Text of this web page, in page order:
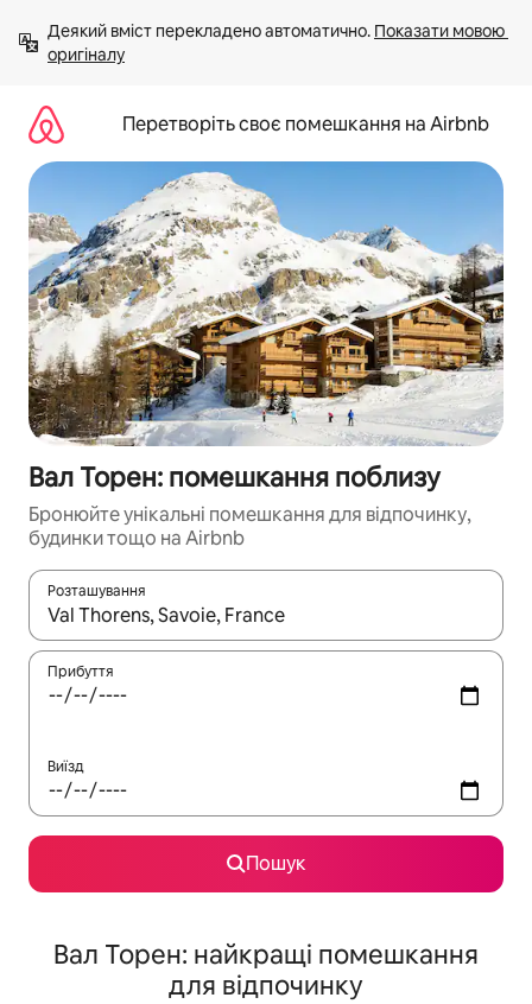
вмісту
Деякий вміст перекладено автоматично. Показати мовою
оригіналу
Перетворіть своє помешкання на Airbnb
Вал Торен: помешкання поблизу
Бронюйте унікальні помешкання для відпочинку,
будинки тощо на Airbnb
Розташування
Отримавши результати пошуку, використовуйте для
Прибуття
Виїзд
Пошук
Вал Торен: найкращі помешкання
для відпочинку